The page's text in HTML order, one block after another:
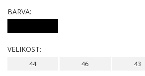
BARVA:
VELIKOST:
44 46 43